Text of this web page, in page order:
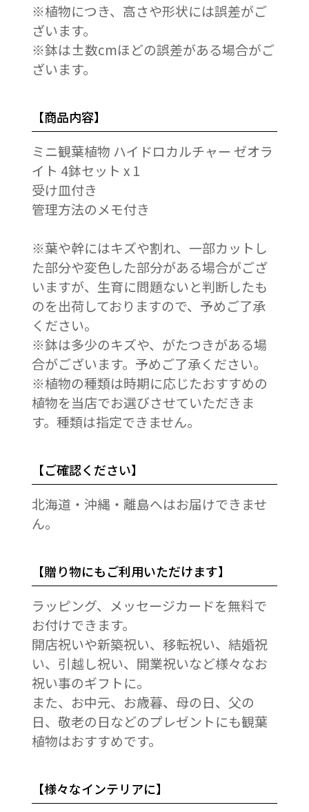
※植物につき、高さや形状には誤差がご
ざいます。
※鉢は±数cmほどの誤差がある場合がご
ざいます。
【商品内容】
ミニ観葉植物 ハイドロカルチャー ゼオラ
イト 4鉢セット x 1
受け皿付き
管理方法のメモ付き
※葉や幹にはキズや割れ、一部カットし
た部分や変色した部分がある場合がござ
いますが、生育に問題ないと判断したも
のを出荷しておりますので、予めご了承
ください。
※鉢は多少のキズや、がたつきがある場
合がございます。予めご了承ください。
※植物の種類は時期に応じたおすすめの
植物を当店でお選びさせていただきま
す。種類は指定できません。
【ご確認ください】
北海道・沖縄・離島へはお届けできませ
ん。
【贈り物にもご利用いただけます】
ラッピング、メッセージカードを無料で
お付けできます。
開店祝いや新築祝い、移転祝い、結婚祝
い、引越し祝い、開業祝いなど様々なお
祝い事のギフトに。
また、お中元、お歳暮、母の日、父の
日、敬老の日などのプレゼントにも観葉
植物はおすすめです。
【様々なインテリアに】